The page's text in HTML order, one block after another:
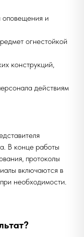
оповещения и
огнестойкой
конструкций,
действиям
В конце работы
протоколы
включаются в
необходимости.